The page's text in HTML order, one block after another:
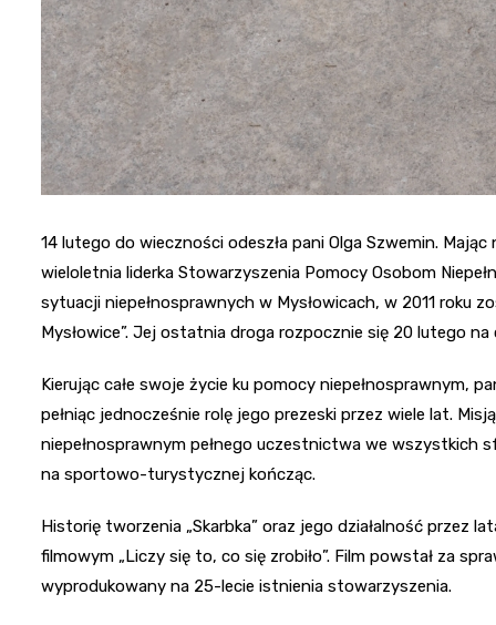
14 lutego do wieczności odeszła pani Olga Szwemin.
wieloletnia liderka Stowarzyszenia Pomocy Osobom
sytuacji niepełnosprawnych w Mysłowicach, w 2011 roku
Mysłowice”. Jej ostatnia droga rozpocznie się 20 lutego
Kierując całe swoje życie ku pomocy niepełnosprawnym,
pełniąc jednocześnie rolę jego prezeski przez wiele lat.
niepełnosprawnym pełnego uczestnictwa we wszystkich
na sportowo-turystycznej kończąc.
Historię tworzenia „Skarbka” oraz jego działalność przez
filmowym „Liczy się to, co się zrobiło”. Film powstał za
wyprodukowany na 25-lecie istnienia stowarzyszenia.